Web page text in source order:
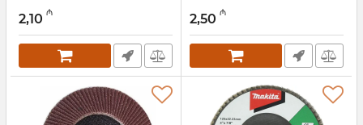
Makita D-28189
Artikul: 004001175
2,10 ₼
Artikul:
2,50 ₼